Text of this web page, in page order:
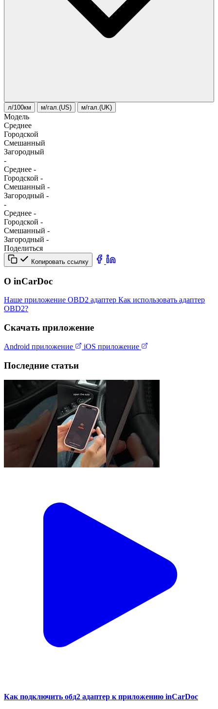
л/100км м/гал.(US) м/гал.(UK)
Модель
Среднее
Городской
Смешанный
Загородный
-
Среднее -
Городской -
Смешанный -
Загородный -
-
Среднее -
Городской -
Смешанный -
Загородный -
Поделиться
Копировать ссылку
О inCarDoc
Наше приложение OBD2 адаптер Как использовать адаптер
OBD2?
Скачать приложение
Android приложение iOS приложение
Последние статьи
Как подключить обд2 адаптер к приложению inCarDoc